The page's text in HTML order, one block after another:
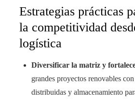
Estrategias prácticas
la competitividad
logística
Diversificar la matriz y
grandes proyectos renovables
distribuidas y almacenamiento